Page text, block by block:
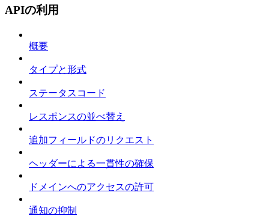
APIの利用
概要
タイプと形式
ステータスコード
レスポンスの並べ替え
追加フィールドのリクエスト
ヘッダーによる一貫性の確保
ドメインへのアクセスの許可
通知の抑制